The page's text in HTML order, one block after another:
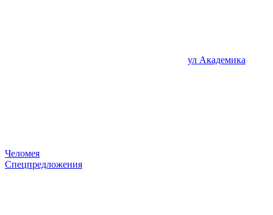
ул Академика
Челомея
Спецпредложения